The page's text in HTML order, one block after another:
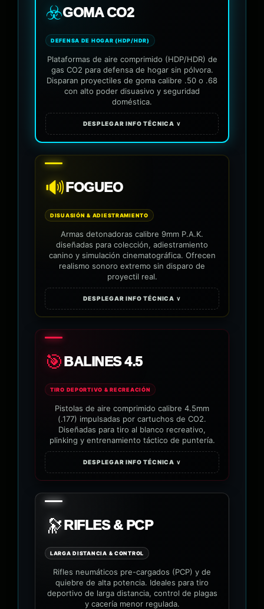
☣️GOMA CO2
DEFENSA DE HOGAR (HDP/HDR)
Plataformas de aire comprimido (HDP/HDR) de
gas CO2 para defensa de hogar sin pólvora.
Disparan proyectiles de goma calibre .50 o .68
con alto poder disuasivo y seguridad
doméstica.
DESPLEGAR INFO TÉCNICA ∨
🔊 FOGUEO
DISUASIÓN & ADIESTRAMIENTO
Armas detonadoras calibre 9mm P.A.K.
diseñadas para colección, adiestramiento
canino y simulación cinematográfica. Ofrecen
realismo sonoro extremo sin disparo de
proyectil real.
DESPLEGAR INFO TÉCNICA ∨
🎯 BALINES 4.5
TIRO DEPORTIVO & RECREACIÓN
Pistolas de aire comprimido calibre 4.5mm
(.177) impulsadas por cartuchos de CO2.
Diseñadas para tiro al blanco recreativo,
plinking y entrenamiento táctico de puntería.
DESPLEGAR INFO TÉCNICA ∨
🔭 RIFLES & PCP
LARGA DISTANCIA & CONTROL
Rifles neumáticos pre-cargados (PCP) y de
quiebre de alta potencia. Ideales para tiro
deportivo de larga distancia, control de plagas
y cacería menor regulada.